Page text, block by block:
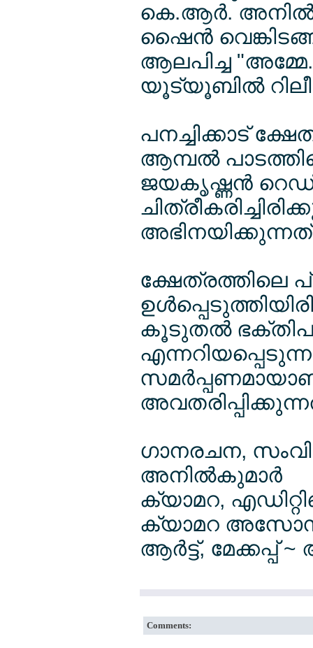
കെ.ആര്‍.
ഷൈന്‍
ആലപിച്ച "അമ്മേ..
യൂട്യൂബില്‍
പനച്ചിക്കാട്
ആമ്പല്‍
ജയകൃഷ്ണന്‍ റെഡ്
ക്ഷേത്രത്തിലെ
കൂടുതല്‍
ഗാനരചന,
അനില്‍കുമാര്‍
ക്യാമറ,
ക്യാമറ
ആര്‍ട്ട്, മേക്കപ്പ്
Comments: